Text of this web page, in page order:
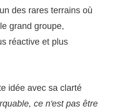
des rares terrains où
grand groupe,
réactive et plus
idée avec sa clarté
ce n'est pas être